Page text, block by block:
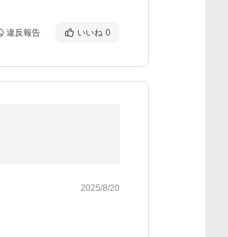
違反報告 いいね 0
2025/8/20